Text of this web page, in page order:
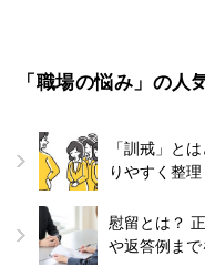
「職場の悩み」の人
「訓戒」と
りやすく整理
慰留とは？
や返答例まで